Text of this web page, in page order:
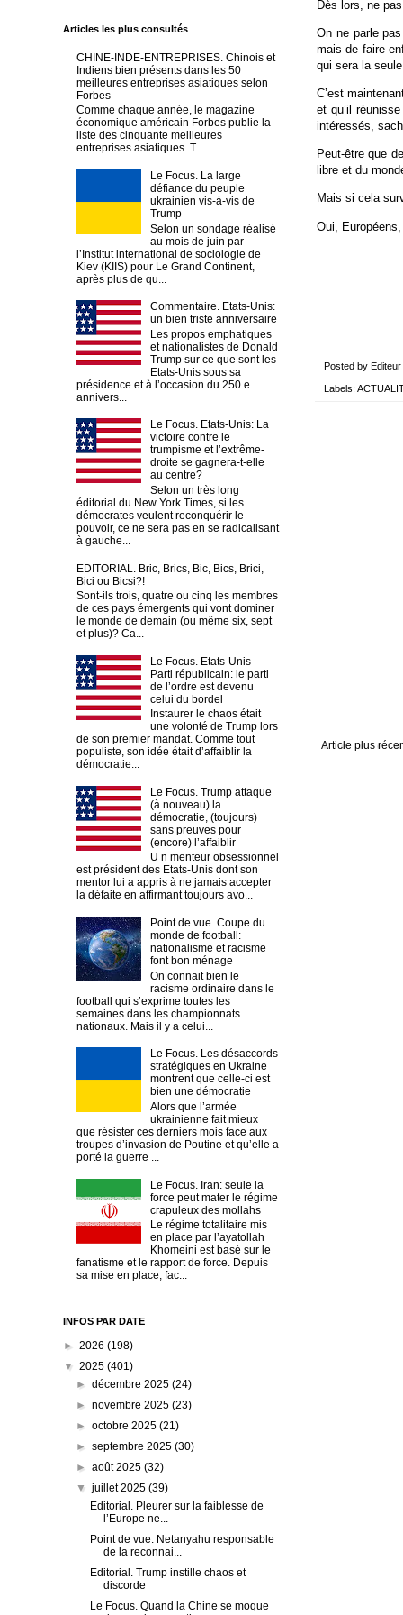
Dès lors, ne
On ne parle
mais de faire
qui sera la
C’est
et qu’il
intéressés,
Peut-être que
libre et du
Mais si cela
Oui,
Posted by Editeur
Labels:
Article plus
Articles les plus consultés
CHINE-INDE-ENTREPRISES. Chinois et
Indiens bien présents dans les 50
meilleures entreprises asiatiques selon
Forbes
Comme chaque année, le magazine
économique américain Forbes publie la
liste des cinquante meilleures
entreprises asiatiques. T...
Le Focus. La large
défiance du peuple
ukrainien vis-à-vis de
Trump
Selon un sondage réalisé
au mois de juin par
l’Institut international de sociologie de
Kiev (KIIS) pour Le Grand Continent,
après plus de qu...
Commentaire. Etats-Unis:
un bien triste anniversaire
Les propos emphatiques
et nationalistes de Donald
Trump sur ce que sont les
Etats-Unis sous sa
présidence et à l’occasion du 250 e
annivers...
Le Focus. Etats-Unis: La
victoire contre le
trumpisme et l’extrême-
droite se gagnera-t-elle
au centre?
Selon un très long
éditorial du New York Times, si les
démocrates veulent reconquérir le
pouvoir, ce ne sera pas en se radicalisant
à gauche...
EDITORIAL. Bric, Brics, Bic, Bics, Brici,
Bici ou Bicsi?!
Sont-ils trois, quatre ou cinq les membres
de ces pays émergents qui vont dominer
le monde de demain (ou même six, sept
et plus)? Ca...
Le Focus. Etats-Unis –
Parti républicain: le parti
de l’ordre est devenu
celui du bordel
Instaurer le chaos était
une volonté de Trump lors
de son premier mandat. Comme tout
populiste, son idée était d’affaiblir la
démocratie...
Le Focus. Trump attaque
(à nouveau) la
démocratie, (toujours)
sans preuves pour
(encore) l’affaiblir
U n menteur obsessionnel
est président des Etats-Unis dont son
mentor lui a appris à ne jamais accepter
la défaite en affirmant toujours avo...
Point de vue. Coupe du
monde de football:
nationalisme et racisme
font bon ménage
On connait bien le
racisme ordinaire dans le
football qui s’exprime toutes les
semaines dans les championnats
nationaux. Mais il y a celui...
Le Focus. Les désaccords
stratégiques en Ukraine
montrent que celle-ci est
bien une démocratie
Alors que l’armée
ukrainienne fait mieux
que résister ces derniers mois face aux
troupes d’invasion de Poutine et qu’elle a
porté la guerre ...
Le Focus. Iran: seule la
force peut mater le régime
crapuleux des mollahs
Le régime totalitaire mis
en place par l’ayatollah
Khomeini est basé sur le
fanatisme et le rapport de force. Depuis
sa mise en place, fac...
INFOS PAR DATE
► 2026 (198)
▼ 2025 (401)
►décembre 2025(24)
►novembre 2025(23)
►octobre 2025(21)
►septembre 2025(30)
►août 2025(32)
▼juillet 2025(39)
Editorial. Pleurer sur la faiblesse de
l’Europe ne...
Point de vue. Netanyahu responsable
de la reconnai...
Editorial. Trump instille chaos et
discorde
Le Focus. Quand la Chine se moque